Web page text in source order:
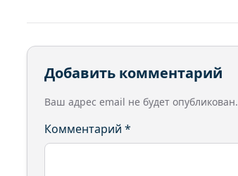
Добавить комментарий
Ваш адрес email не будет опубликован.
Комментарий *